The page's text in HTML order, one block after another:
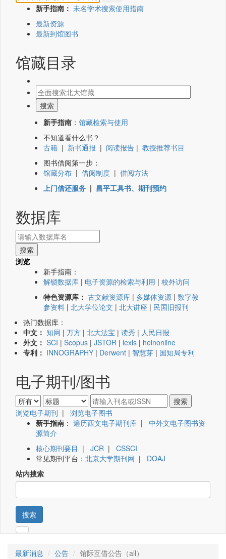
新手指南： 未名学术搜索使用指南
最新资源
最新到馆图书
馆藏目录
新手指南 ： 馆藏检索与使用
不知道看什么书？
古籍 | 新书通报 | 阅读报告 | 教授推荐书目
图书借阅第一步：
馆藏分布 | 借阅制度 | 借阅方法
上门借还服务 | 昌平工具书、期刊预约
数据库
浏览
新手指南：
解锁数据库 | 电子资源的检索与利用 | 校外访问
特色资源库： 古文献资源库 | 多媒体资源 | 数字教
参资料 | 北大学位论文 | 北大讲座 | 民国旧报刊
热门数据库：
中文： 知网 | 万方 | 北大法宝 | 读秀 | 人民日报
外文： SCI | Scopus | JSTOR | lexis | heinonline
专利： INNOGRAPHY | Derwent | 智慧芽 | 国知局专利
电子期刊/图书
浏览电子期刊 | 浏览电子图书
新手指南 ： 遍历西文电子期刊库 | 中外文电子图书资
源简介
核心期刊要目 | JCR | CSSCI
常见期刊平台： 北京大学期刊网 | DOAJ
站内搜索
搜索
最新消息 公告 馆际互借公告（all）